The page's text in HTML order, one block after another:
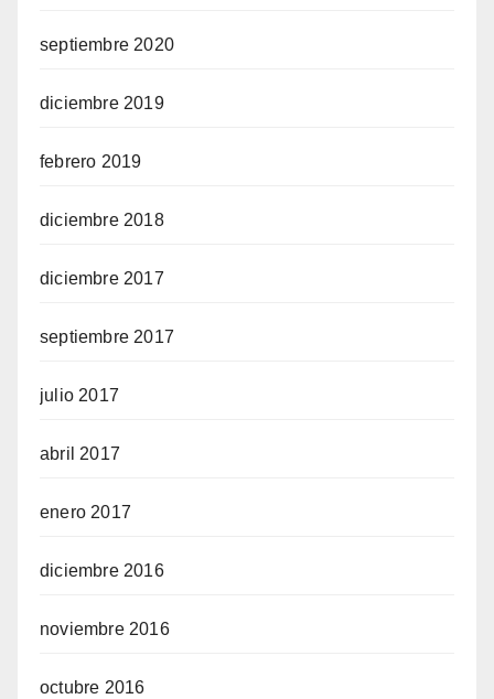
septiembre 2020
diciembre 2019
febrero 2019
diciembre 2018
diciembre 2017
septiembre 2017
julio 2017
abril 2017
enero 2017
diciembre 2016
noviembre 2016
octubre 2016